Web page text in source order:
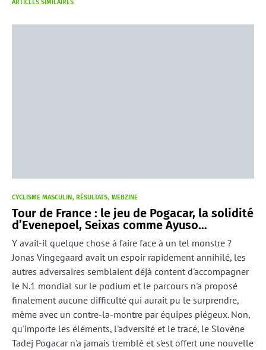
ARTICLES SIMILAIRES
CYCLISME MASCULIN RÉSULTATS WEBZINE
Tour de France : le jeu de Pogacar, la solidité
d’Evenepoel, Seixas comme Ayuso…
Y avait-il quelque chose à faire face à un tel monstre ?
Jonas Vingegaard avait un espoir rapidement annihilé, les
autres adversaires semblaient déjà content d'accompagner
le N.1 mondial sur le podium et le parcours n'a proposé
finalement aucune difficulté qui aurait pu le surprendre,
même avec un contre-la-montre par équipes piégeux. Non,
qu'importe les éléments, l'adversité et le tracé, le Slovène
Tadej Pogacar n'a jamais tremblé et s'est offert une nouvelle